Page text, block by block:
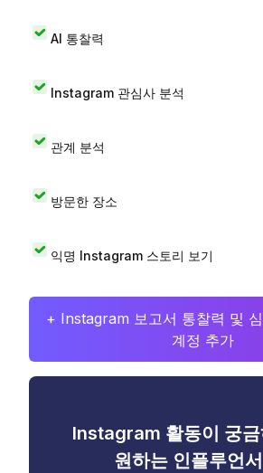
AI 통찰력
Instagram 관심사 분석
관계 분석
방문한 장소
익명 Instagram 스토리 보기
+ Instagram 보고서 통찰력 및
계정 추가
Instagram 활동이 궁
원하는 인플루언